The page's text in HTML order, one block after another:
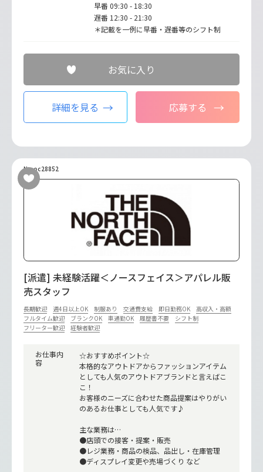
早番 09:30 - 18:30
遅番 12:30 - 21:30
＊記載を一例に早番・遅番等のシフト制
お気に入り
詳細を見る 応募する
No.oc28852
[派遣] 未経験活躍＜ノースフェイス＞アパレル販
売スタッフ
長期歓迎 週4日以上OK 制服あり 交通費支給 即日勤務OK
高収入・高額
フルタイム歓迎
ブランクOK 車通勤OK 履歴書不要
シフト制
フリーター歓迎
経験者歓迎
お仕事内
容
☆おすすめポイント☆
本格的なアウトドアからファッションアイテム
としても人気のアウトドアブランドと言えばこ
こ！
お客様のニーズに合わせた商品提案はやりがい
のあるお仕事としても人気です♪
主な業務は…
●店頭での接客・提案・販売
●レジ業務・商品の検品、品出し・在庫管理
●ディスプレイ変更や売場づくり など